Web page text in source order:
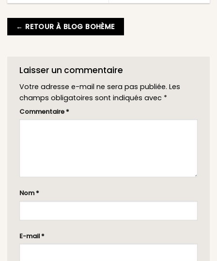
← RETOUR À BLOG BOHÈME
Laisser un commentaire
Votre adresse e-mail ne sera pas publiée. Les
champs obligatoires sont indiqués avec *
Commentaire *
Nom *
E-mail *